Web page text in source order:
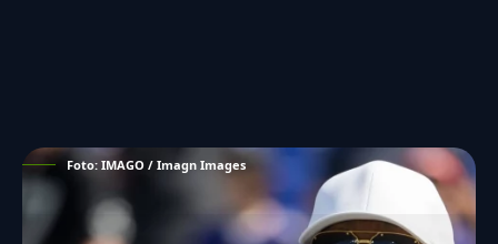
Foto: IMAGO / Imagn Images